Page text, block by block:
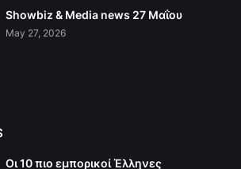
Showbiz & Media news 27 Μαΐου
May 27, 2026
Οι 10 πιο εμπορικοί Έλληνες